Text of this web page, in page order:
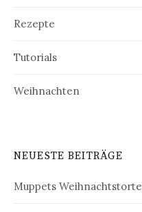
Rezepte
Tutorials
Weihnachten
NEUESTE BEITRÄGE
Muppets Weihnachtstorte